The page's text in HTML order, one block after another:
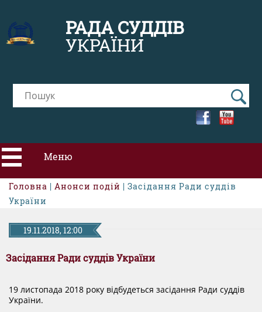
РАДА СУДДІВ
УКРАЇНИ
Меню
ПРО РСУ
Головна | Анонси подій | Засідання Ради суддів
України
19.11.2018, 12:00
Засідання Ради суддів України
19 листопада 2018 року відбудеться засідання Ради суддів
України.